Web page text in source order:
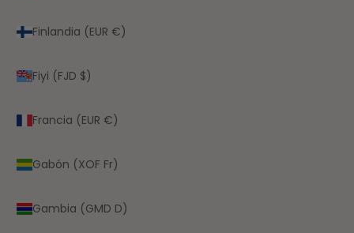
Finlandia (EUR €)
Fiyi (FJD $)
Francia (EUR €)
Gabón (XOF Fr)
Gambia (GMD D)